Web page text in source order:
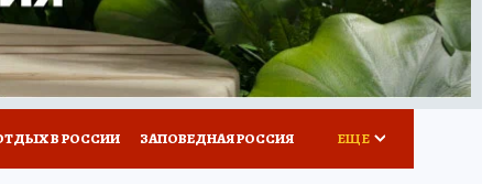
В РОССИИ ЗАПОВЕДНАЯ РОССИЯ ЕЩЕ